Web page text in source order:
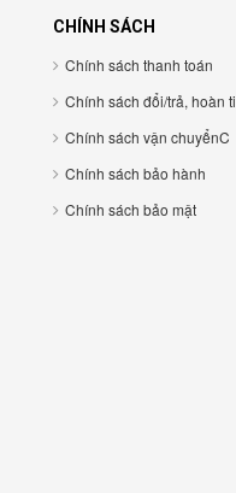
CHÍNH SÁCH
Chính sách thanh toán
Chính sách đổi/trả, hoàn tiền
Chính sách vận chuyểnC
Chính sách bảo hành
Chính sách bảo mật